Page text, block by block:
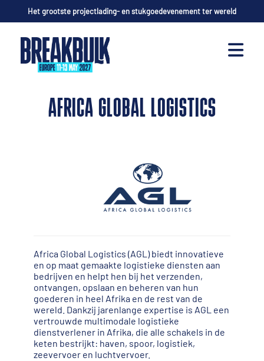
Het grootste projectlading- en stukgoedevenement ter wereld
AFRICA GLOBAL LOGISTICS
Africa Global Logistics (AGL) biedt innovatieve
en op maat gemaakte logistieke diensten aan
bedrijven en helpt hen bij het verzenden,
ontvangen, opslaan en beheren van hun
goederen in heel Afrika en de rest van de
wereld. Dankzij jarenlange expertise is AGL een
vertrouwde multimodale logistieke
dienstverlener in Afrika, die alle schakels in de
keten bestrijkt: haven, spoor, logistiek,
zeevervoer en luchtvervoer.